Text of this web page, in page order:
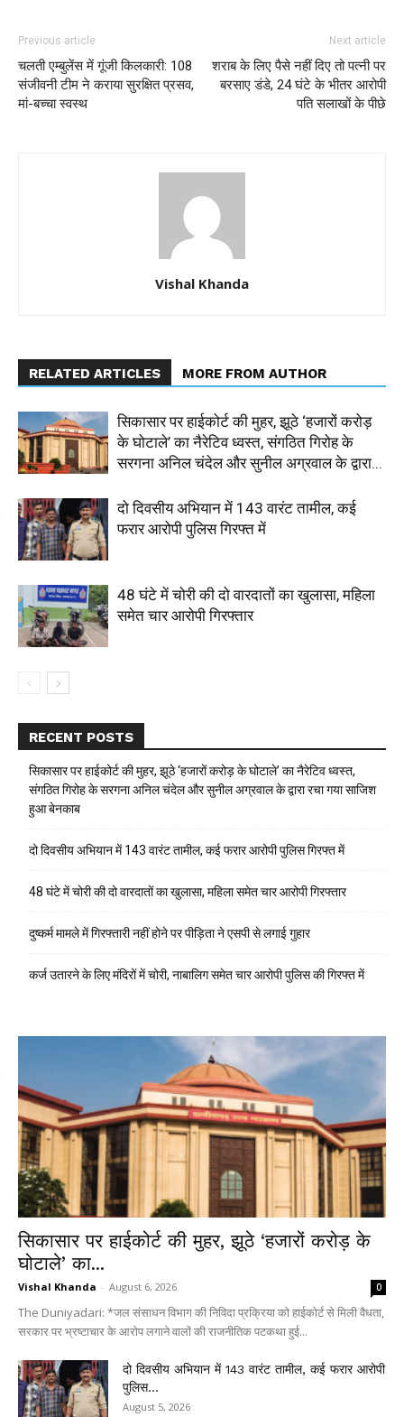
Previous article
चलती एम्बुलेंस में गूंजी किलकारी: 108
संजीवनी टीम ने कराया सुरक्षित प्रसव,
मां-बच्चा स्वस्थ
Next article
शराब के लिए पैसे नहीं दिए तो पत्नी पर
बरसाए डंडे, 24 घंटे के भीतर आरोपी
पति सलाखों के पीछे
Vishal Khanda
RELATED ARTICLES MORE FROM AUTHOR
सिकासार पर हाईकोर्ट की मुहर, झूठे ‘हजारों करोड़
के घोटाले’ का नैरेटिव ध्वस्त, संगठित गिरोह के
सरगना अनिल चंदेल और सुनील अग्रवाल के द्वारा...
दो दिवसीय अभियान में 143 वारंट तामील, कई
फरार आरोपी पुलिस गिरफ्त में
48 घंटे में चोरी की दो वारदातों का खुलासा, महिला
समेत चार आरोपी गिरफ्तार
RECENT POSTS
सिकासार पर हाईकोर्ट की मुहर, झूठे ‘हजारों करोड़ के घोटाले’ का नैरेटिव ध्वस्त,
संगठित गिरोह के सरगना अनिल चंदेल और सुनील अग्रवाल के द्वारा रचा गया साजिश
हुआ बेनकाब
दो दिवसीय अभियान में 143 वारंट तामील, कई फरार आरोपी पुलिस गिरफ्त में
48 घंटे में चोरी की दो वारदातों का खुलासा, महिला समेत चार आरोपी गिरफ्तार
दुष्कर्म मामले में गिरफ्तारी नहीं होने पर पीड़िता ने एसपी से लगाई गुहार
कर्ज उतारने के लिए मंदिरों में चोरी, नाबालिग समेत चार आरोपी पुलिस की गिरफ्त में
सिकासार पर हाईकोर्ट की मुहर, झूठे ‘हजारों करोड़ के
घोटाले’ का...
Vishal Khanda - August 6, 2026 0
The Duniyadari: *जल संसाधन विभाग की निविदा प्रक्रिया को हाईकोर्ट से मिली वैधता,
सरकार पर भ्रष्टाचार के आरोप लगाने वालों की राजनीतिक पटकथा हुई...
दो दिवसीय अभियान में 143 वारंट तामील, कई फरार आरोपी
पुलिस...
August 5, 2026